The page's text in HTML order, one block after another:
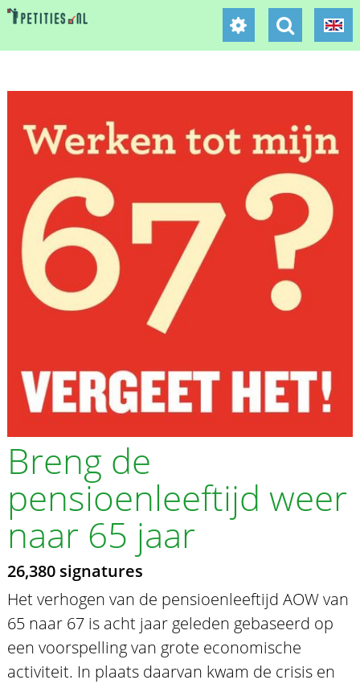
Breng de
pensioenleeftijd weer
naar 65 jaar
26,380 signatures
Het verhogen van de pensioenleeftijd AOW van
65 naar 67 is acht jaar geleden gebaseerd op
een voorspelling van grote economische
activiteit. In plaats daarvan kwam de crisis en